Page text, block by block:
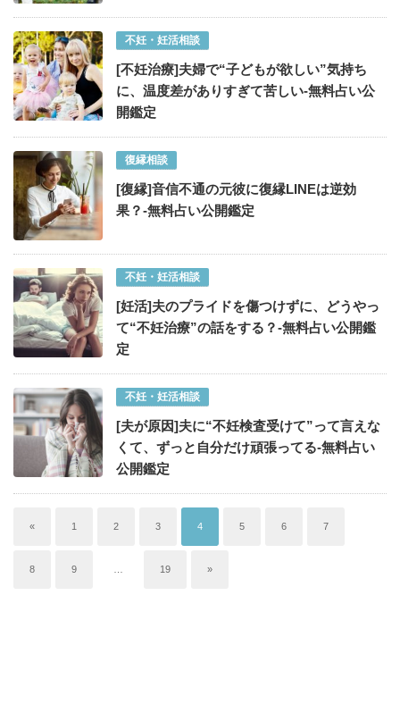
不妊・妊活相談
[不妊治療]夫婦で“子どもが欲しい”気持ち
に、温度差がありすぎて苦しい-無料占い公
開鑑定
復縁相談
[復縁]音信不通の元彼に復縁LINEは逆効
果？-無料占い公開鑑定
不妊・妊活相談
[妊活]夫のプライドを傷つけずに、どうやっ
て“不妊治療”の話をする？-無料占い公開鑑
定
不妊・妊活相談
[夫が原因]夫に“不妊検査受けて”って言えな
くて、ずっと自分だけ頑張ってる-無料占い
公開鑑定
« 1 2 3 4 5 6 7
8 9 19 »